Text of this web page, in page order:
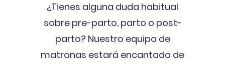
¿Tienes alguna duda habitual
sobre pre-parto, parto o post-
parto? Nuestro equipo de
matronas estará encantado de